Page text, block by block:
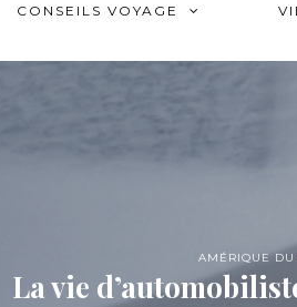
CONSEILS VOYAGE
AMÉRIQUE DU
La vie